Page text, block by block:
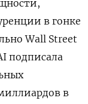
в гонке
Wall Street
подписала
в